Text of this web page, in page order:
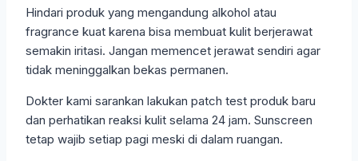
Hindari produk yang mengandung alkohol atau
fragrance kuat karena bisa membuat kulit berjerawat
semakin iritasi. Jangan memencet jerawat sendiri agar
tidak meninggalkan bekas permanen.
Dokter kami sarankan lakukan patch test produk baru
dan perhatikan reaksi kulit selama 24 jam. Sunscreen
tetap wajib setiap pagi meski di dalam ruangan.